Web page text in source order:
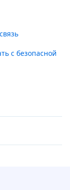
с безопасной